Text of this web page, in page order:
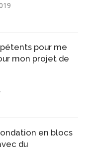
pour me
mon projet de
en blocs
du